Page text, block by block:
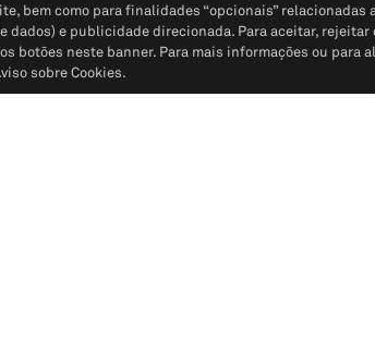
bem como para finalidades “opcionais” relacionadas
dados) e publicidade direcionada. Para aceitar, rejeitar
botões neste banner. Para mais informações ou para
sobre Cookies.